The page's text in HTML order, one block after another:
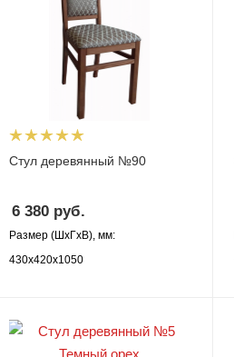
Стул деревянный №90
6 380 руб.
Размер (ШхГхВ), мм:
430х420х1050